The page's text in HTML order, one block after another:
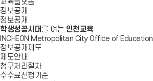
교육플랫폼
정보공개
정보공개
학생성공시대 를 여는 인천교육
INCHEON Metropolitan City Office of Education
정보공개제도
제도안내
청구처리절차
수수료신청기준